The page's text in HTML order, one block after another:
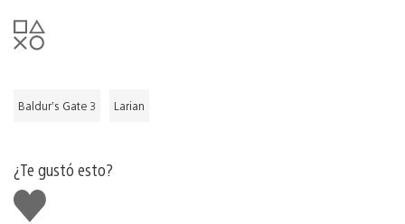
Baldur’s Gate 3 Larian
¿Te gustó esto?
Me
gusta